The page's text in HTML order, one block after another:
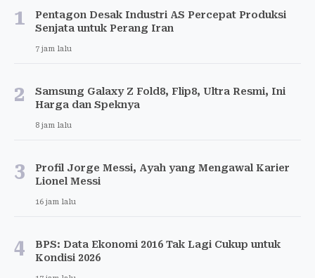
1
Pentagon Desak Industri AS Percepat Produksi
Senjata untuk Perang Iran
7 jam lalu
2
Samsung Galaxy Z Fold8, Flip8, Ultra Resmi, Ini
Harga dan Speknya
8 jam lalu
3
Profil Jorge Messi, Ayah yang Mengawal Karier
Lionel Messi
16 jam lalu
4
BPS: Data Ekonomi 2016 Tak Lagi Cukup untuk
Kondisi 2026